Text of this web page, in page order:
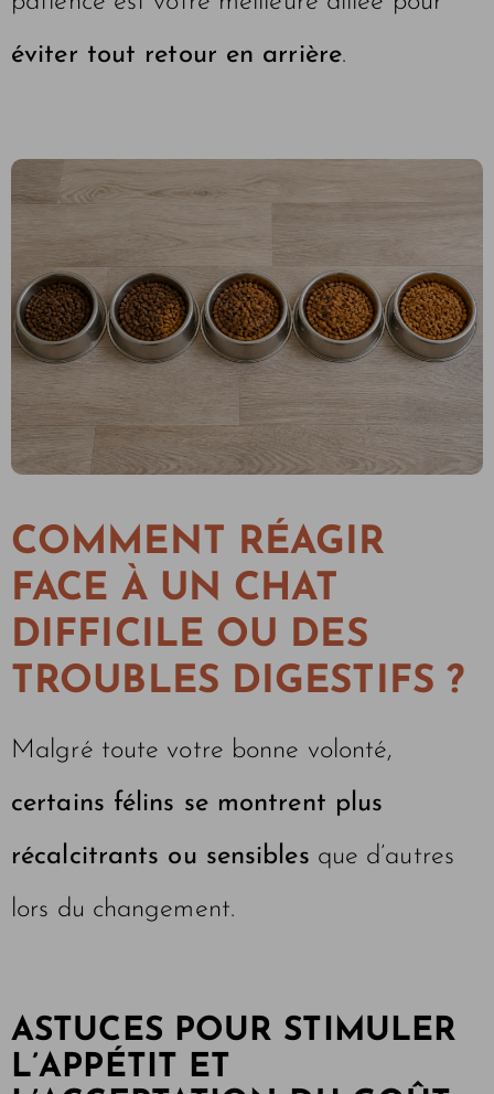
éviter tout retour en arrière.
COMMENT RÉAGIR
FACE À UN CHAT
DIFFICILE OU DES
TROUBLES DIGESTIFS ?
Malgré toute votre bonne volonté,
certains félins se montrent plus
récalcitrants ou sensibles que d’autres
lors du changement.
ASTUCES POUR STIMULER
L’APPÉTIT ET